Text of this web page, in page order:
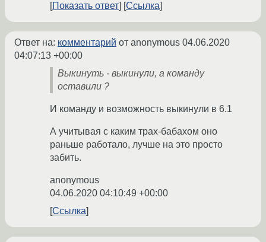
Показать ответ
Ссылка
Ответ на: комментарий от anonymous 04.06.2020
04:07:13 +00:00
Выкинуть - выкинули, а команду
оставили ?
И команду и возможность выкинули в 6.1
А учитывая с каким трах-бабахом оно
раньше работало, лучше на это просто
забить.
anonymous
04.06.2020 04:10:49 +00:00
Ссылка